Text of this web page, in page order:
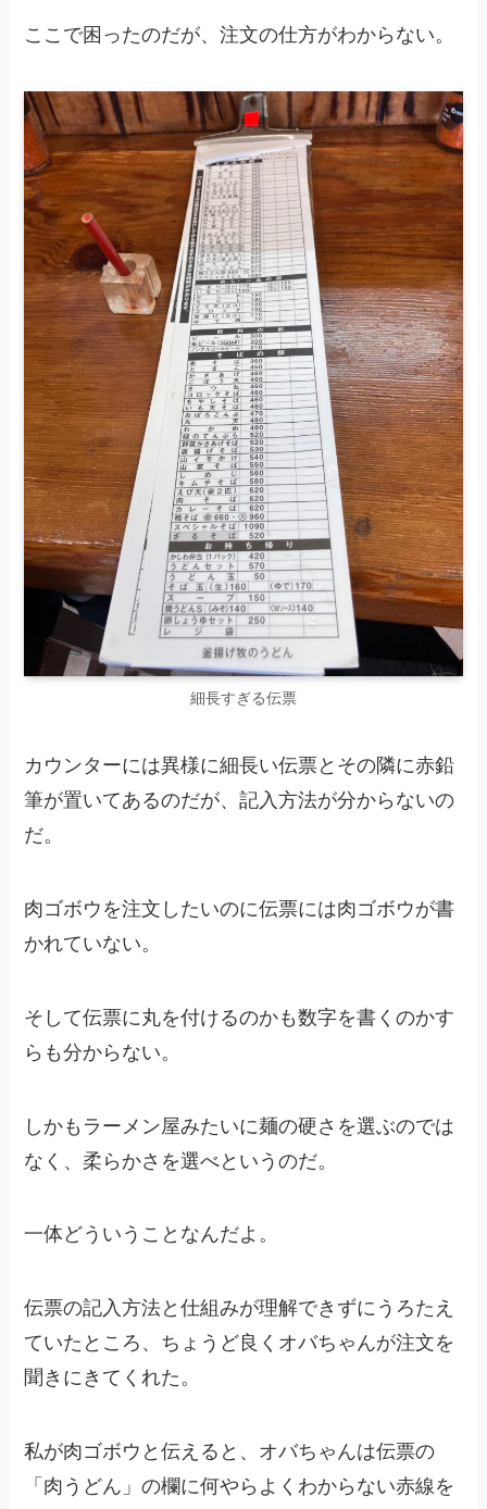
ここで困ったのだが、注文の仕方がわからない。
細長すぎる伝票
カウンターには異様に細長い伝票とその隣に赤鉛
筆が置いてあるのだが、記入方法が分からないの
だ。
肉ゴボウを注文したいのに伝票には肉ゴボウが書
かれていない。
そして伝票に丸を付けるのかも数字を書くのかす
らも分からない。
しかもラーメン屋みたいに麺の硬さを選ぶのでは
なく、柔らかさを選べというのだ。
一体どういうことなんだよ。
伝票の記入方法と仕組みが理解できずにうろたえ
ていたところ、ちょうど良くオバちゃんが注文を
聞きにきてくれた。
私が肉ゴボウと伝えると、オバちゃんは伝票の
「肉うどん」の欄に何やらよくわからない赤線を